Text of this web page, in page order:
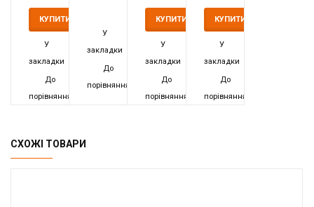
ЗЗ 1
1/2 '
КУПИТИ
У
закладки
До
порівняння
У
закладки
До
порівняння
20x20
мм
КУПИТИ
У
закладки
До
порівняння
32x32
мм
КУПИТИ
У
закладки
До
порівняння
СХОЖІ ТОВАРИ